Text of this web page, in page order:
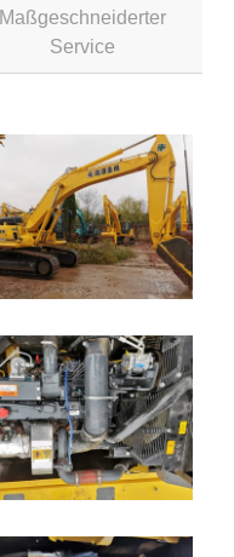
Maßgeschneiderter
Service